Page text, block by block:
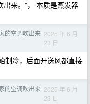
来。”， 本质是蒸发器
的空调吹出来 2025 年 6 月
23 日
制冷，后面开送风都直接
的空调吹出来 2025 年 6 月
23 日